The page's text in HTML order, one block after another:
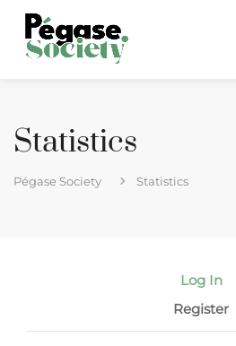
Statistics
Pégase Society Statistics
Log In
Register